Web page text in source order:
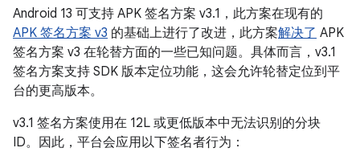
Android 13 可支持 APK 签名方案 v3.1，此方案在现有的
APK 签名方案 v3 的基础上进行了改进，此方案解决了 APK
签名方案 v3 在轮替方面的一些已知问题。具体而言，v3.1
签名方案支持 SDK 版本定位功能，这会允许轮替定位到平
台的更高版本。
v3.1 签名方案使用在 12L 或更低版本中无法识别的分块
ID。因此，平台会应用以下签名者行为：